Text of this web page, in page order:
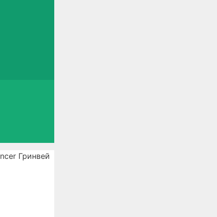
Гринвей